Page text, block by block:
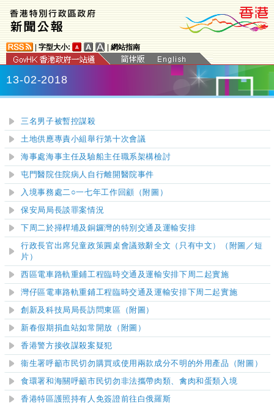
字型大小: 網站指南
13-02-2018
三名男子被暫控謀殺
土地供應專責小組舉行第十次會議
海事處海事主任及驗船主任職系架構檢討
屯門醫院住院病人 自行離開醫院事件
入境事務處二○一七年工作回顧（附圖）
保安局局長談罪案情況
下周二於掃桿埔及銅鑼灣的特別交通及運輸安排
行政長官出席兒童政策圓桌會議致辭全文（只有中文）（附圖／短
片）
西區電車路軌重鋪工程臨時交通及運輸安排下周二起實施
灣仔區電車路軌重鋪工程臨時交通及運輸安排下周二起實施
創新及科技局局長訪問東區（附圖）
新春假期捐血站如常開放（附圖）
香港警方接收謀殺案疑犯
衞生署呼籲市民切勿購買或使用兩款成分不明的外用產品（附圖）
食環署和海關呼籲市民切勿非法攜帶肉類、禽肉和蛋類入境
香港特區護照持有人免簽證前往白俄羅斯